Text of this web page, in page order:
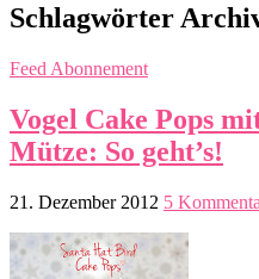
Schlagwörter
Feed Abonnement
Vogel Cake Pops
Mütze: So geht’s!
21. Dezember 2012 5